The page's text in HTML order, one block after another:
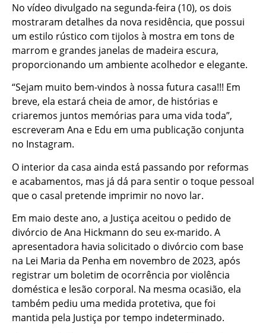
No vídeo divulgado na segunda-feira (10), os dois
mostraram detalhes da nova residência, que possui
um estilo rústico com tijolos à mostra em tons de
marrom e grandes janelas de madeira escura,
proporcionando um ambiente acolhedor e elegante.
“Sejam muito bem-vindos à nossa futura casa!!! Em
breve, ela estará cheia de amor, de histórias e
criaremos juntos memórias para uma vida toda”,
escreveram Ana e Edu em uma publicação conjunta
no Instagram.
O interior da casa ainda está passando por reformas
e acabamentos, mas já dá para sentir o toque pessoal
que o casal pretende imprimir no novo lar.
Em maio deste ano, a Justiça aceitou o pedido de
divórcio de Ana Hickmann do seu ex-marido. A
apresentadora havia solicitado o divórcio com base
na Lei Maria da Penha em novembro de 2023, após
registrar um boletim de ocorrência por violência
doméstica e lesão corporal. Na mesma ocasião, ela
também pediu uma medida protetiva, que foi
mantida pela Justiça por tempo indeterminado.